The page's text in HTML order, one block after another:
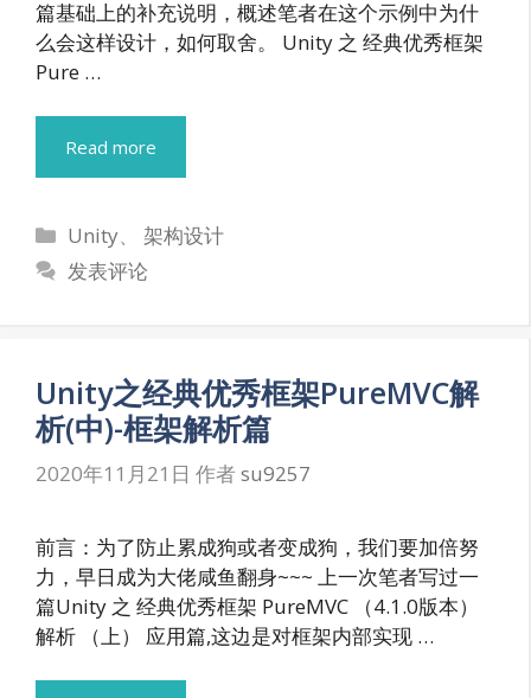
篇基础上的补充说明，概述笔者在这个示例中为什
么会这样设计，如何取舍。 Unity 之 经典优秀框架
Pure …
Read more
分
类
Unity、 架构设计
发表评论
Unity之经典优秀框架PureMVC解
析(中)-框架解析篇
2020年11月21日 作者su9257
前言：为了防止累成狗或者变成狗，我们要加倍努
力，早日成为大佬咸鱼翻身~~~ 上一次笔者写过一
篇Unity 之 经典优秀框架 PureMVC （4.1.0版本）
解析 （上） 应用篇,这边是对框架内部实现 …